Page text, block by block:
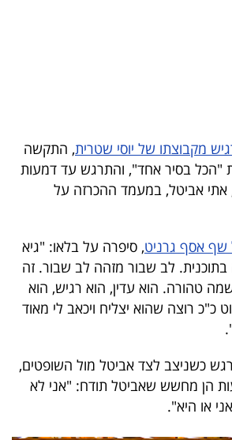
מקבוצתו של יוסי שטרית, התקשה
"הכל בסיר אחד", והתרגש עד דמעות
אתי אביטל, במעמד ההכרזה על
שף אסף גרניט, סיפרה על בלאו: "גיא
לב שבור מזהה לב שבור. זה
טהורה. הוא עדין, הוא רגיש, הוא
כ"כ רוצה שהוא יצליח ויכאב לי מאוד
כשניצב לצד אביטל מול השופטים,
הן מחשש שאביטל תודח: "אני לא
או היא".